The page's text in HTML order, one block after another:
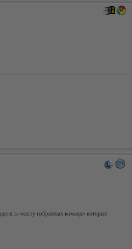
«касту избранных команд» которые